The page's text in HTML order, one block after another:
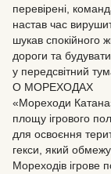
перевірені,
настав час
шукав спокійного
дороги та
у передсвітний
О МОРЕХОДАХ
«Мореходи
площу ігрового
для освоєння
гекси, який
Мореходів ігрове